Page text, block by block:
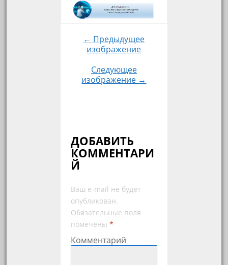
← Предыдущее
изображение
Следующее
изображение →
ДОБАВИТЬ
КОММЕНТАРИ
Й
Ваш e-mail не будет
опубликован.
Обязательные поля
помечены*
Комментарий